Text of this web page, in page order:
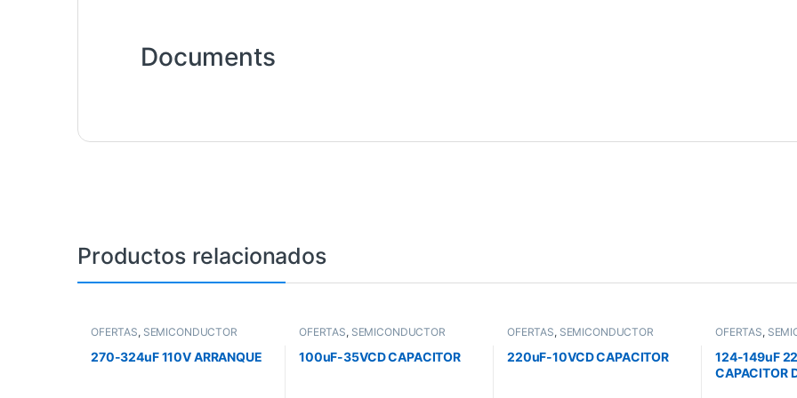
Documents
Productos relacionados
OFERTAS, SEMICONDUCTOR
270-324uF 110V ARRANQUE
OFERTAS, SEMICONDUCTOR
100uF-35VCD CAPACITOR
OFERTAS, SEMICONDUCTOR
220uF-10VCD CAPACITOR
OFERTAS,
124-149uF
CAPACITOR